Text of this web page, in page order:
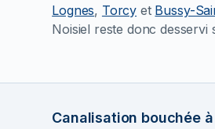
Lognes, Torcy et Bussy-
Noisiel reste donc desservi
Canalisation bouchée